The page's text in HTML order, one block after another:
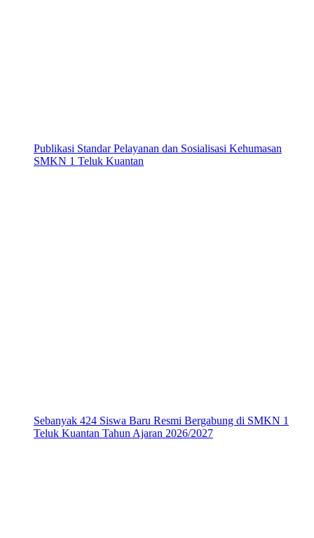
Publikasi Standar Pelayanan dan Sosialisasi Kehumasan
SMKN 1 Teluk Kuantan
Sebanyak 424 Siswa Baru Resmi Bergabung di SMKN 1
Teluk Kuantan Tahun Ajaran 2026/2027